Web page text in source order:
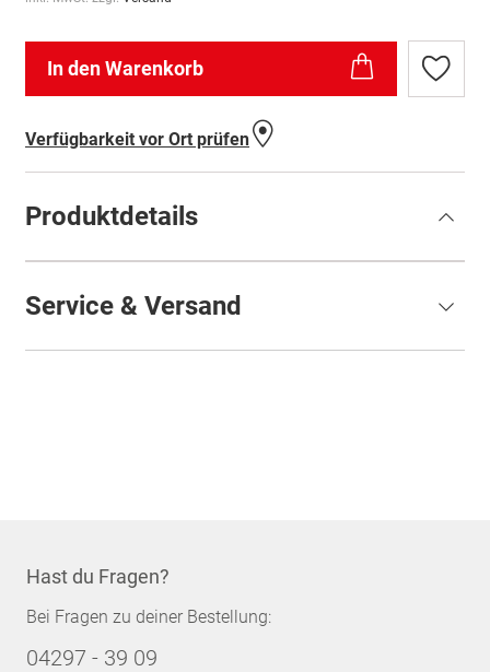
In den Warenkorb
Zur
Verfügbarkeit vor Ort prüfen
Produktdetails
Service & Versand
Hast du Fragen?
Bei Fragen zu deiner Bestellung:
04297 - 39 09